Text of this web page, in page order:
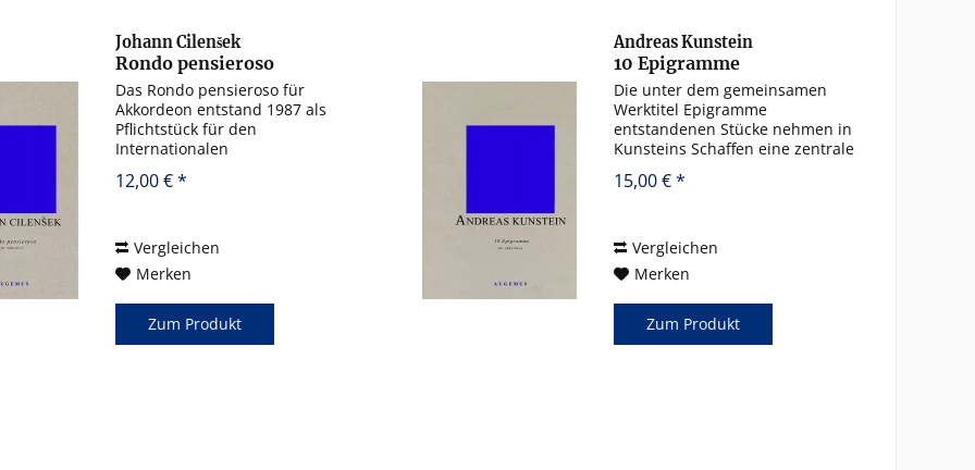
Johann Cilenšek
Rondo pensieroso
Das Rondo pensieroso für
Akkordeon entstand 1987 als
Pflichtstück für den
Internationalen
Klingenthal. Während der
Akkordeonisten Ivan Koval
zusammen, der auch die...
12,00 € *
Vergleichen
Merken
Zum Produkt
Andreas Kunstein
10 Epigramme
Die unter dem gemeinsamen
Werktitel Epigramme
entstandenen Stücke nehmen in
Kunsteins Schaffen eine zentrale
ursprünglich für Kinderklavier
wichtigsten...
15,00 € *
Vergleichen
Merken
Zum Produkt